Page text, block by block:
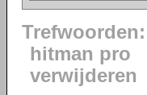
Trefwoorden:
hitman pro
verwijderen